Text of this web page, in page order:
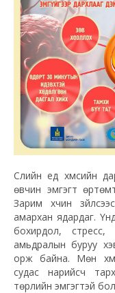
Сүүлийн үед
өвчин эмгэгт
Зарим хүчин
амархан ядардаг.
бохирдол, стресс,
амьдралын буруу
орж байна. Мөн
судас нарийсч
төрлийн эмгэгтэй